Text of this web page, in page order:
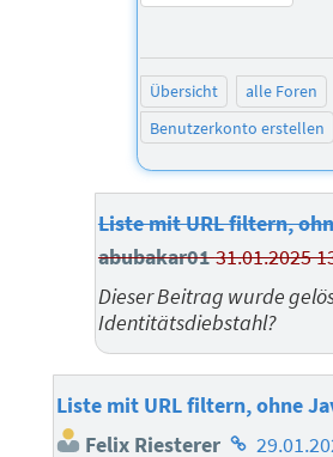
Übersicht alle Foren
Benutzerkonto erstellen
Liste mit URL filtern,
abubakar0131.01.2025
Dieser Beitrag wurde
Identitätsdiebstahl?
Liste mit URL filtern, ohne
Felix Riesterer Homepage